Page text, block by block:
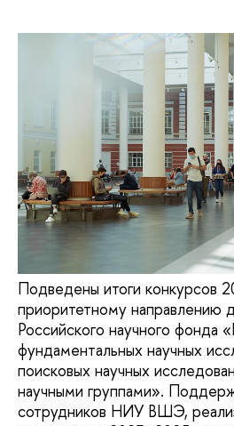
Подведены итоги конкурсов
приоритетному направлению
Российского научного фонда
фундаментальных научных
поисковых научных
научными группами».
сотрудников НИУ ВШЭ,